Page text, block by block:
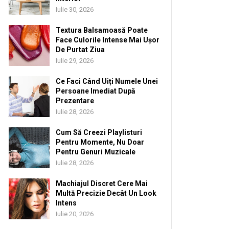
Iulie 30, 2026
Textura Balsamoasă Poate
Face Culorile Intense Mai Ușor
De Purtat Ziua
Iulie 29, 2026
Ce Faci Când Uiți Numele Unei
Persoane Imediat După
Prezentare
Iulie 28, 2026
Cum Să Creezi Playlisturi
Pentru Momente, Nu Doar
Pentru Genuri Muzicale
Iulie 28, 2026
Machiajul Discret Cere Mai
Multă Precizie Decât Un Look
Intens
Iulie 20, 2026